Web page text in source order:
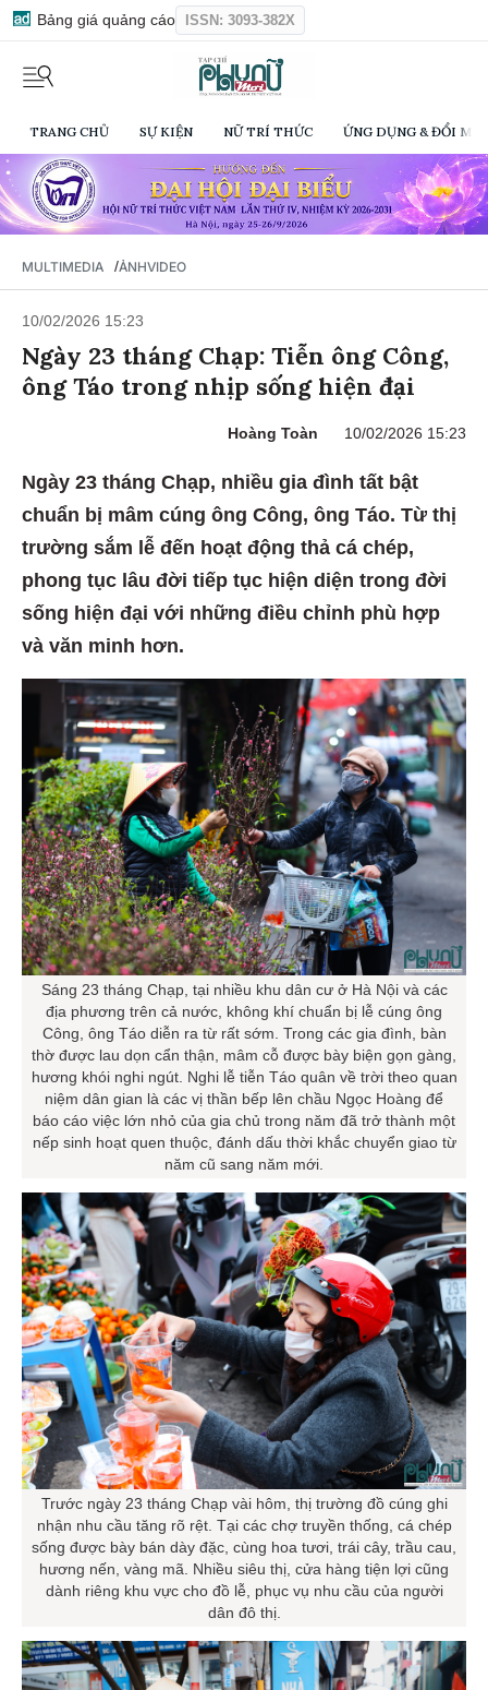
Bảng giá quảng cáo ISSN: 3093-382X
TRANG CHỦ SỰ KIỆN NỮ TRÍ THỨC ỨNG DỤNG & ĐỔI
MULTIMEDIA /ẢNHVIDEO
10/02/2026 15:23
Ngày 23 tháng Chạp: Tiễn ông Công,
ông Táo trong nhịp sống hiện đại
Hoàng Toàn 10/02/2026 15:23
Ngày 23 tháng Chạp, nhiều gia đình tất bật
chuẩn bị mâm cúng ông Công, ông Táo. Từ thị
trường sắm lễ đến hoạt động thả cá chép,
phong tục lâu đời tiếp tục hiện diện trong đời
sống hiện đại với những điều chỉnh phù hợp
và văn minh hơn.
Sáng 23 tháng Chạp, tại nhiều khu dân cư ở Hà Nội và các
địa phương trên cả nước, không khí chuẩn bị lễ cúng ông
Công, ông Táo diễn ra từ rất sớm. Trong các gia đình, bàn
thờ được lau dọn cẩn thận, mâm cỗ được bày biện gọn gàng,
hương khói nghi ngút. Nghi lễ tiễn Táo quân về trời theo quan
niệm dân gian là các vị thần bếp lên chầu Ngọc Hoàng để
báo cáo việc lớn nhỏ của gia chủ trong năm đã trở thành một
nếp sinh hoạt quen thuộc, đánh dấu thời khắc chuyển giao từ
năm cũ sang năm mới.
Trước ngày 23 tháng Chạp vài hôm, thị trường đồ cúng ghi
nhận nhu cầu tăng rõ rệt. Tại các chợ truyền thống, cá chép
sống được bày bán dày đặc, cùng hoa tươi, trái cây, trầu cau,
hương nến, vàng mã. Nhiều siêu thị, cửa hàng tiện lợi cũng
dành riêng khu vực cho đồ lễ, phục vụ nhu cầu của người
dân đô thị.